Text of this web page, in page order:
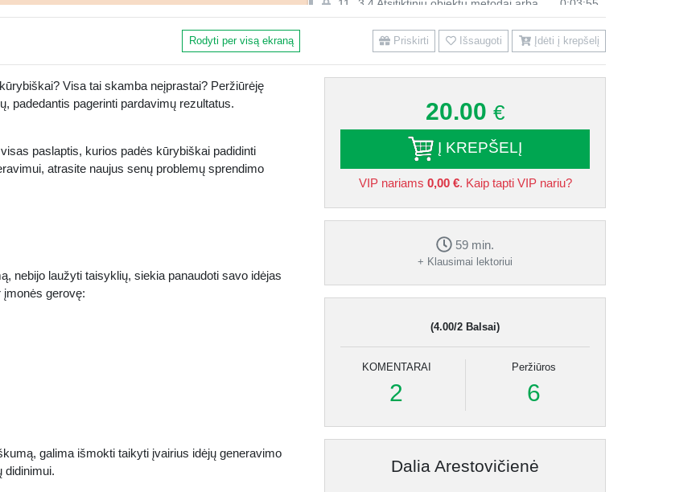
11. 0:03:55
Sukurtų idėjų įvertinimas ir taikymas 0:03:16
13. 3.5 Kitos idėjos skatinančios kūrybiškumą darbe 0:04:15
Rodyti per visą ekraną Priskirti Išsaugoti Įdėti į krepšelį
Visa tai skamba neįprastai? Peržiūrėję
padedantis pagerinti pardavimų rezultatus.
paslaptis, kurios padės kūrybiškai padidinti
atrasite naujus senų problemų sprendimo
nebijo laužyti taisyklių, siekia panaudoti savo idėjas
gerovę:
galima išmokti taikyti įvairius idėjų generavimo
didinimui.
20.00 €
Į KREPŠELĮ
VIP nariams 0,00 €. Kaip tapti VIP nariu?
59 min.
+ Klausimai lektoriui
(4.00/2 Balsai)
KOMENTARAI
2
Peržiūros
6
Dalia Arestovičienė